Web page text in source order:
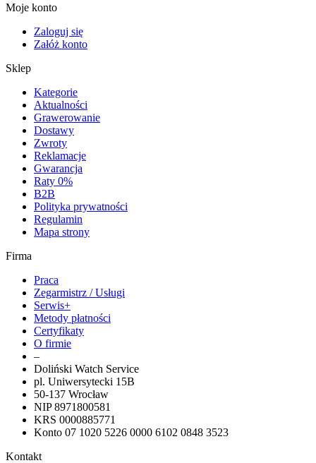
Moje konto
Zaloguj się
Załóż konto
Sklep
Kategorie
Aktualności
Grawerowanie
Dostawy
Zwroty
Reklamacje
Gwarancja
Raty 0%
B2B
Polityka prywatności
Regulamin
Mapa strony
Firma
Praca
Zegarmistrz / Usługi
Serwis+
Metody płatności
Certyfikaty
O firmie
–
Doliński Watch Service
pl. Uniwersytecki 15B
50-137 Wrocław
NIP 8971800581
KRS 0000885771
Konto 07 1020 5226 0000 6102 0848 3523
Kontakt